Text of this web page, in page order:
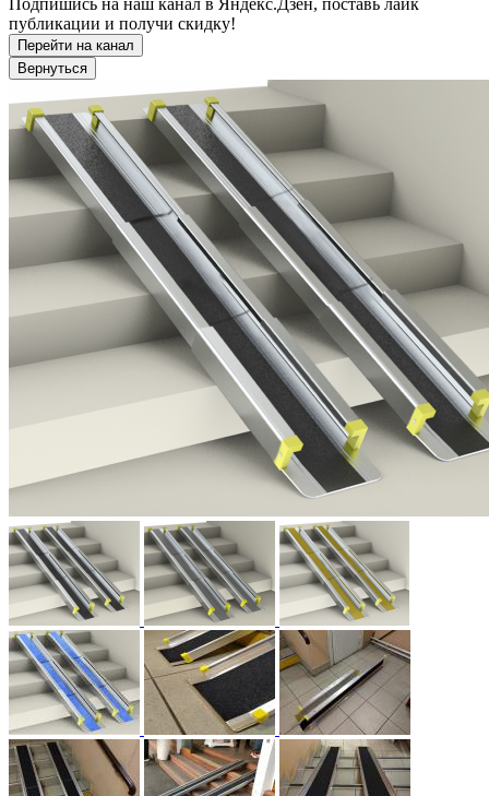
Подпишись на наш канал в Яндекс.Дзен, поставь лайк
публикации и получи скидку!